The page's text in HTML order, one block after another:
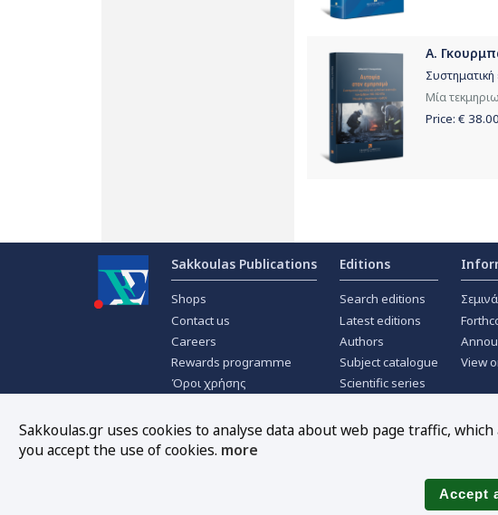
Α.
Μία
Price: € 38.00
Sakkoulas Publications
Shops
Contact us
Careers
Rewards programme
Όροι χρήσης
About Cookies
Editions
Search editions
Latest editions
Authors
Subject catalogue
Scientific series
Offers
View
Sakkoulas.gr uses cookies to analyse data about web page traffic,
you accept the use of cookies. more